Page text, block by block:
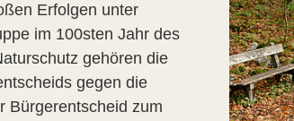
Erfolgen unter
im 100sten Jahr des
gehören die
gegen die
Bürgerentscheid zum